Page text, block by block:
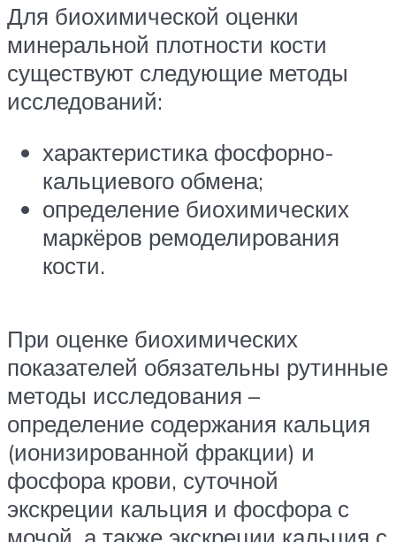
Для биохимической оценки
минеральной плотности кости
существуют следующие методы
исследований:
характеристика фосфорно-
кальциевого обмена;
определение биохимических
маркёров ремоделирования
кости.
При оценке биохимических
показателей обязательны рутинные
методы исследования –
определение содержания кальция
(ионизированной фракции) и
фосфора крови, суточной
экскреции кальция и фосфора с